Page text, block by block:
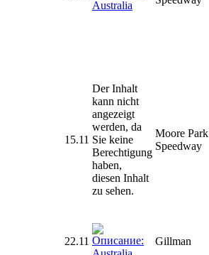
15.11
Der Inhalt
kann nicht
angezeigt
werden, da
Sie keine
Berechtigung
haben,
diesen Inhalt
zu sehen.
Moore Park
Speedway
22.11 Gillman